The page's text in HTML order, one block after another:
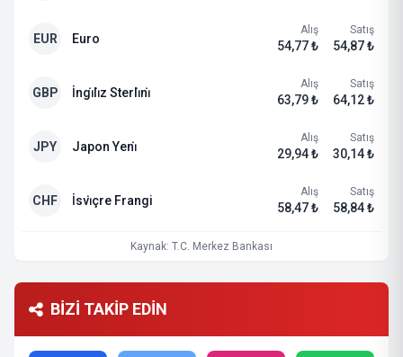
EUR Euro
Alış
54,77 ₺
Satış
54,87 ₺
GBP İngi̇li̇z Sterli̇ni̇
Alış
63,79 ₺
Satış
64,12 ₺
JPY Japon Yeni̇
Alış
29,94 ₺
Satış
30,14 ₺
CHF İsvi̇çre Frangi
Alış
58,47 ₺
Satış
58,84 ₺
Kaynak: T.C. Merkez Bankası
BİZİ TAKİP EDİN